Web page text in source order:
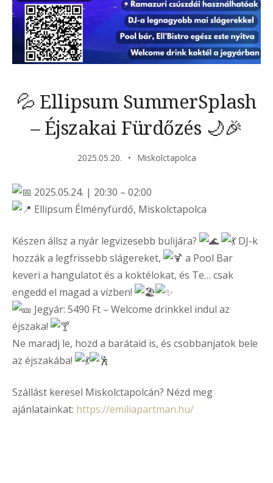
💦 Ellipsum SummerSplash
– Éjszakai Fürdőzés 🌙🎉
2025.05.20. Miskolctapolca
2025.05.24. | 20:30 – 02:00
Ellipsum Élményfürdő, Miskolctapolca
Készen állsz a nyár legvizesebb bulijára?
DJ-k
hozzák a legfrissebb slágereket,
a Pool Bar
keveri a hangulatot és a koktélokat, és Te… csak
engedd el magad a vízben!
Jegyár: 5490 Ft – Welcome drinkkel indul az
éjszaka!
Ne maradj le, hozd a barátaid is, és csobbanjatok bele
az éjszakába!
Szállást keresel Miskolctapolcán? Nézd meg
ajánlatainkat: https://emiliapartman.hu/